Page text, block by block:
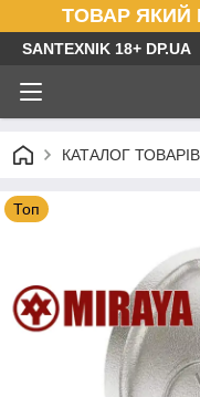
ТОВАР ЯКИЙ
SANTEXNIK 18+ DP.UA
КАТАЛОГ ТОВАРІВ
Топ